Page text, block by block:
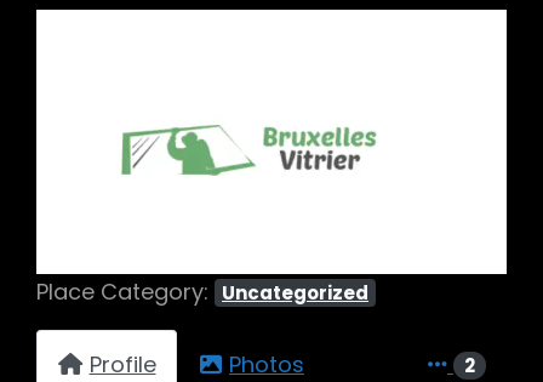
Previous
Place Category: Uncategorized
Profile Photos 2